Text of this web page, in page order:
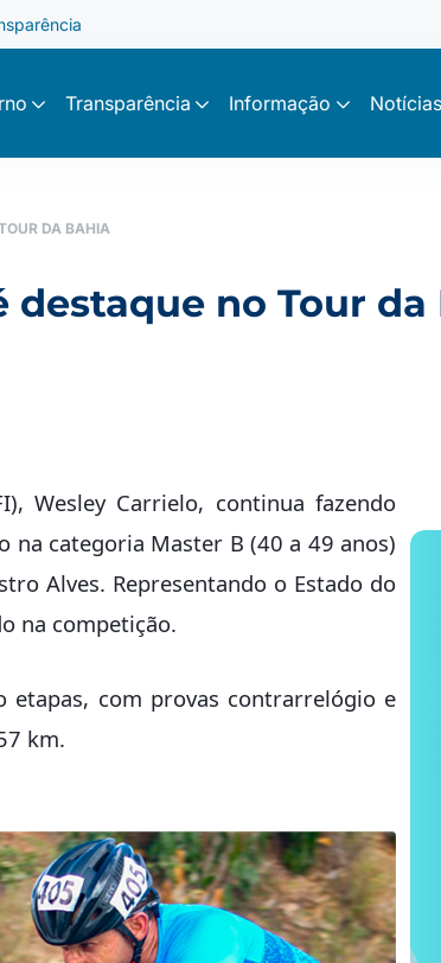
Transparência Informação Notícias
DA BAHIA
no Tour da
Wesley Carrielo, continua fazendo
categoria Master B (40 a 49 anos)
Alves. Representando o Estado do
na competição.
com provas contrarrelógio e
km.